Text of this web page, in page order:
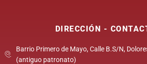
DIRECCIÓN -
Barrio Primero de Mayo, Calle B.S/N,
(antiguo patronato)